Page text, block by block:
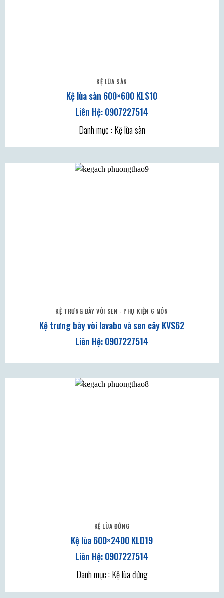
KỆ LÙA SÀN
Kệ lùa sàn 600×600 KLS10
Danh mục : Kệ lùa sàn
KỆ TRƯNG BÀY VÒI SEN - PHỤ KIỆN 6 MÓN
Kệ trưng bày vòi lavabo và sen cây KVS62
KỆ LÙA ĐỨNG
Kệ lùa 600×2400 KLD19
Danh mục : Kệ lùa đứng